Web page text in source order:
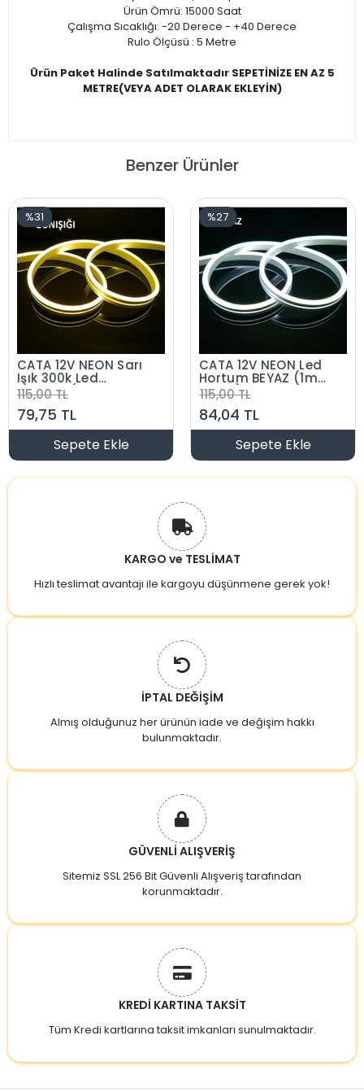
Ürün Ömrü: 15000 Saat
Çalışma Sıcaklığı: -20 Derece - +40 Derece
Rulo Ölçüsü : 5 Metre
Ürün Paket Halinde Satılmaktadır SEPETİNİZE EN AZ 5
METRE(VEYA ADET OLARAK EKLEYİN)
Benzer Ürünler
%31
CATA 12V NEON Sarı
Işık 300k Led
Hortum (Günışığı
1mt Fiyatıdır) Pk.
50Mt
115,00 TL
79,75 TL
Sepete Ekle
%27
CATA 12V NEON Led
Hortum BEYAZ (1mt
Fiyatı) Pk. 50Mt
115,00 TL
84,04 TL
Sepete Ekle
KARGO ve TESLİMAT
Hızlı teslimat avantajı ile kargoyu düşünmene gerek yok!
İPTAL DEĞİŞİM
Almış olduğunuz her ürünün iade ve değişim hakkı
bulunmaktadır.
GÜVENLİ ALIŞVERİŞ
Sitemiz SSL 256 Bit Güvenli Alışveriş tarafından
korunmaktadır.
KREDİ KARTINA TAKSİT
Tüm Kredi kartlarına taksit imkanları sunulmaktadır.